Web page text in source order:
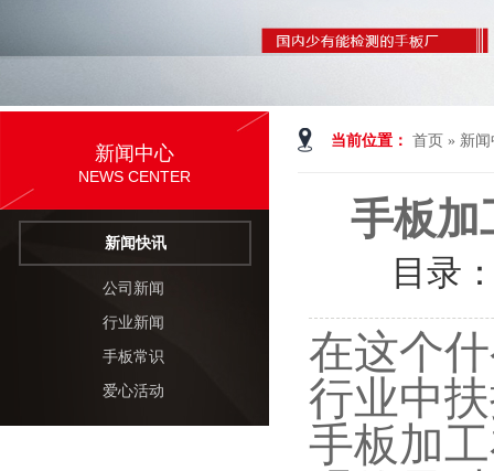
当前位置： 首页 » 新
手板加
目录
在这个
行业中
手板加
新闻中心
NEWS CENTER
新闻快讯
公司新闻
行业新闻
手板常识
爱心活动